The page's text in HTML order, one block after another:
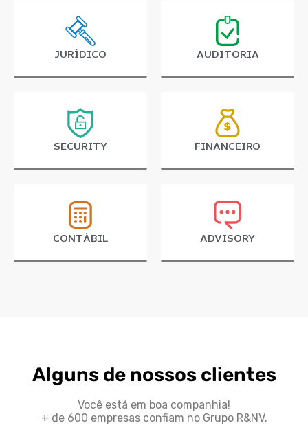
JURÍDICO AUDITORIA
SECURITY FINANCEIRO
CONTÁBIL ADVISORY
Alguns de nossos clientes
Você está em boa companhia!
+ de 600 empresas confiam no Grupo R&NV.